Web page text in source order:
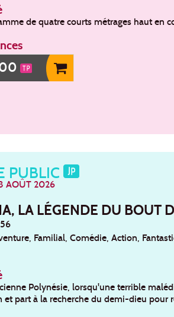
de quatre courts métrages haut en
PUBLIC
AOÛT 2026
LA LÉGENDE DU BOUT
Familial, Comédie, Action,
Polynésie, lorsqu'une terrible
et part à la recherche du demi-dieu